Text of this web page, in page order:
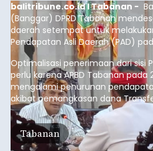
balitribune.co.id I Tabanan -
(Banggar) DPRD Tabanan
daerah setempat untuk
Pendapatan Asli Daerah (PAD)
anggaran 2027.
Optimalisasi penerimaan dari sisi
perlu karena APBD Tabanan pada
mengalami penurunan
akibat pemangkasan dana
Daerah (TKD) dari pemerintah
Tabanan